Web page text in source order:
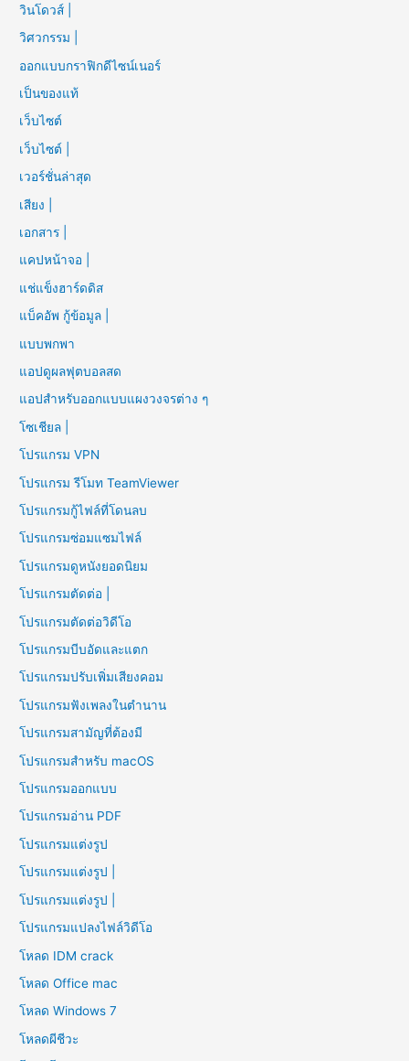
วินโดวส์ |
วิศวกรรม |
ออกแบบกราฟิกดีไซน์เนอร์
เป็นของแท้
เว็บไซต์
เว็บไซต์ |
เวอร์ชั่นล่าสุด
เสียง |
เอกสาร |
แคปหน้าจอ |
แช่แข็งฮาร์ดดิส
แบ็คอัพ กู้ข้อมูล |
แบบพกพา
แอปดูผลฟุตบอลสด
แอปสำหรับออกแบบแผงวงจรต่าง ๆ
โซเชียล |
โปรแกรม VPN
โปรแกรม รีโมท TeamViewer
โปรแกรมกู้ไฟล์ที่โดนลบ
โปรแกรมซ่อมแซมไฟล์
โปรแกรมดูหนังยอดนิยม
โปรแกรมตัดต่อ |
โปรแกรมตัดต่อวิดีโอ
โปรแกรมบีบอัดและแตก
โปรแกรมปรับเพิ่มเสียงคอม
โปรแกรมฟังเพลงในตำนาน
โปรแกรมสามัญที่ต้องมี
โปรแกรมสำหรับ macOS
โปรแกรมออกแบบ
โปรแกรมอ่าน PDF
โปรแกรมแต่งรูป
โปรแกรมแต่งรูป |
โปรแกรมแต่งรูป |
โปรแกรมแปลงไฟล์วิดีโอ
โหลด IDM crack
โหลด Office mac
โหลด Windows 7
โหลดผีชีวะ